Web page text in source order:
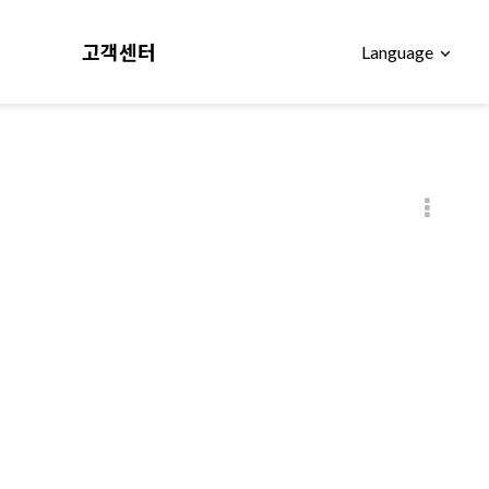
고객센터 Language